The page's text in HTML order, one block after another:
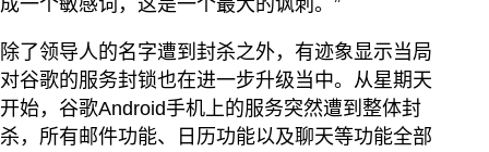
除了领导人的名字遭到封杀之外，有迹象显示当局
对谷歌的服务封锁也在进一步升级当中。从星期天
开始，谷歌Android手机上的服务突然遭到整体封
杀，所有邮件功能、日历功能以及聊天等功能全部